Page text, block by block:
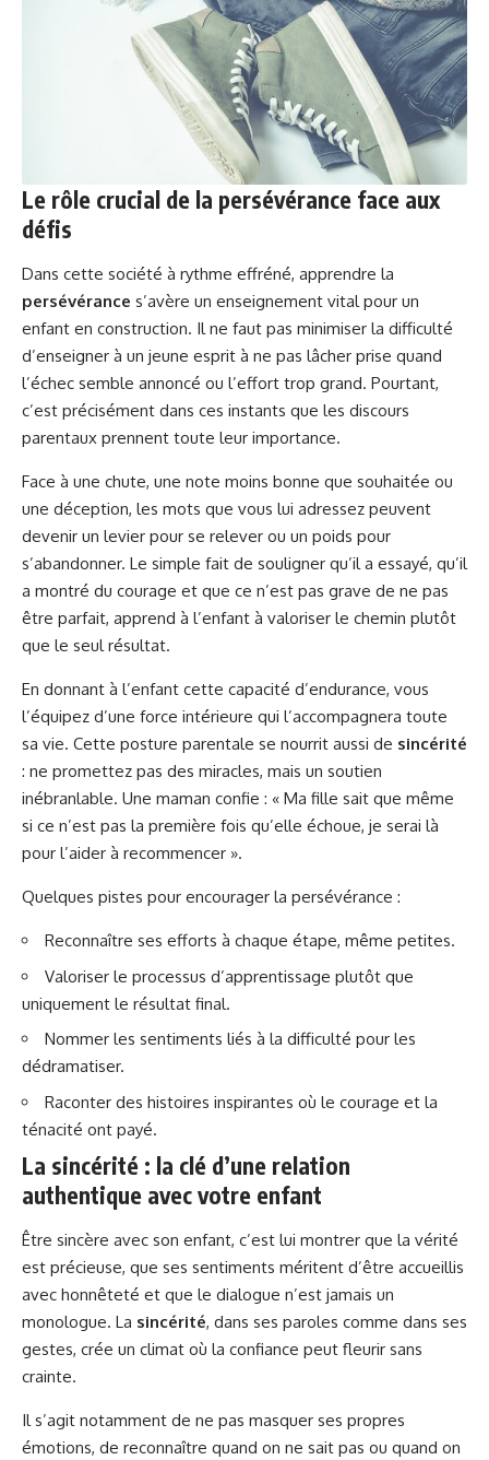
Le rôle crucial de la persévérance face aux
défis
Dans cette société à rythme effréné, apprendre la
persévérance s’avère un enseignement vital pour un
enfant en construction. Il ne faut pas minimiser la difficulté
d’enseigner à un jeune esprit à ne pas lâcher prise quand
l’échec semble annoncé ou l’effort trop grand. Pourtant,
c’est précisément dans ces instants que les discours
parentaux prennent toute leur importance.
Face à une chute, une note moins bonne que souhaitée ou
une déception, les mots que vous lui adressez peuvent
devenir un levier pour se relever ou un poids pour
s’abandonner. Le simple fait de souligner qu’il a essayé, qu’il
a montré du courage et que ce n’est pas grave de ne pas
être parfait, apprend à l’enfant à valoriser le chemin plutôt
que le seul résultat.
En donnant à l’enfant cette capacité d’endurance, vous
l’équipez d’une force intérieure qui l’accompagnera toute
sa vie. Cette posture parentale se nourrit aussi de sincérité
: ne promettez pas des miracles, mais un soutien
inébranlable. Une maman confie : « Ma fille sait que même
si ce n’est pas la première fois qu’elle échoue, je serai là
pour l’aider à recommencer ».
Quelques pistes pour encourager la persévérance :
Reconnaître ses efforts à chaque étape, même petites.
Valoriser le processus d’apprentissage plutôt que
uniquement le résultat final.
Nommer les sentiments liés à la difficulté pour les
dédramatiser.
Raconter des histoires inspirantes où le courage et la
ténacité ont payé.
La sincérité : la clé d’une relation
authentique avec votre enfant
Être sincère avec son enfant, c’est lui montrer que la vérité
est précieuse, que ses sentiments méritent d’être accueillis
avec honnêteté et que le dialogue n’est jamais un
monologue. La sincérité, dans ses paroles comme dans ses
gestes, crée un climat où la confiance peut fleurir sans
crainte.
Il s’agit notamment de ne pas masquer ses propres
émotions, de reconnaître quand on ne sait pas ou quand on